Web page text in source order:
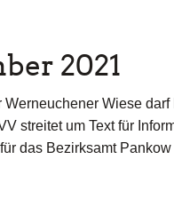
2021
Wiese darf
streitet um Text für
das Bezirksamt